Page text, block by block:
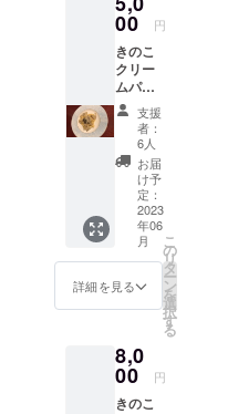
00 円
きのこ
クリー
ムパス
タソー
スのレ
トルト
食品10
個セッ
支援
者：
6人
お届
け予
定：
2023
年06
月
詳細を見る
こ
の
リ
タ
ー
ン
を
選
択
す
る
8,0
00 円
きのこ